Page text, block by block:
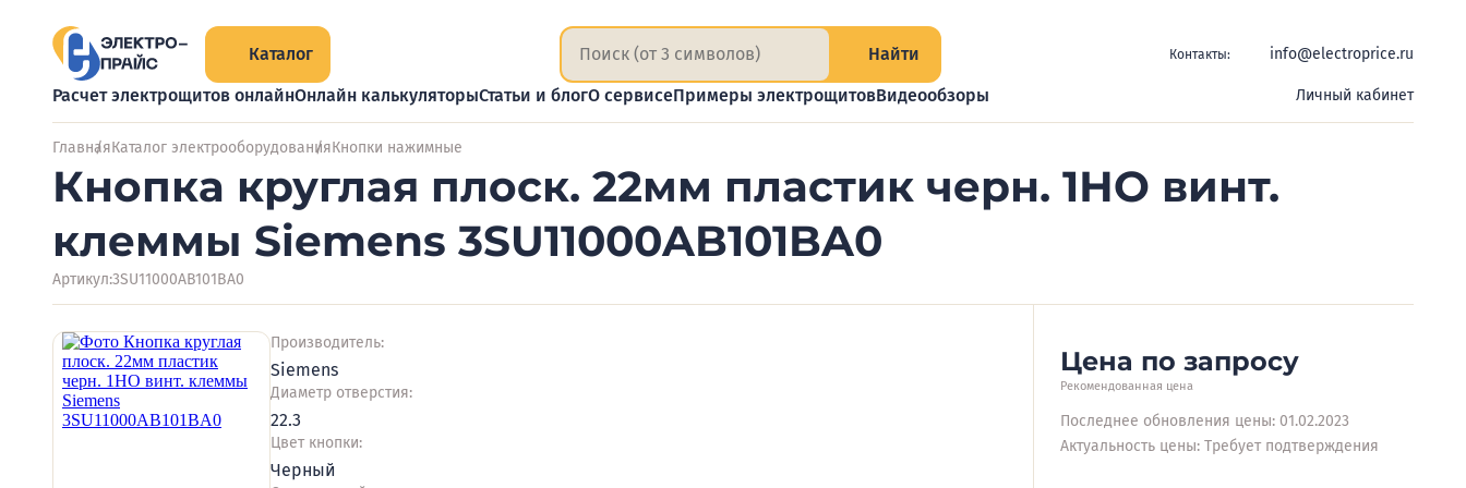
Каталог Найти Контакты: info@electroprice.ru
Расчет электрощитов онлайнОнлайн калькуляторыСтатьи и блогО сервисеПримеры электрощитовВидеообзоры Личный кабинет
ГлавнаяКаталог электрооборудованияКнопки нажимные
Кнопка круглая плоск. 22мм пластик черн. 1НО винт.
клеммы Siemens 3SU11000AB101BA0
Артикул:3SU11000AB101BA0
Производитель:
Siemens
Диаметр отверстия:
22.3
Цвет кнопки:
Черный
Цена по запросу
Рекомендованная цена
Последнее обновления цены: 01.02.2023
Актуальность цены: Требует подтверждения